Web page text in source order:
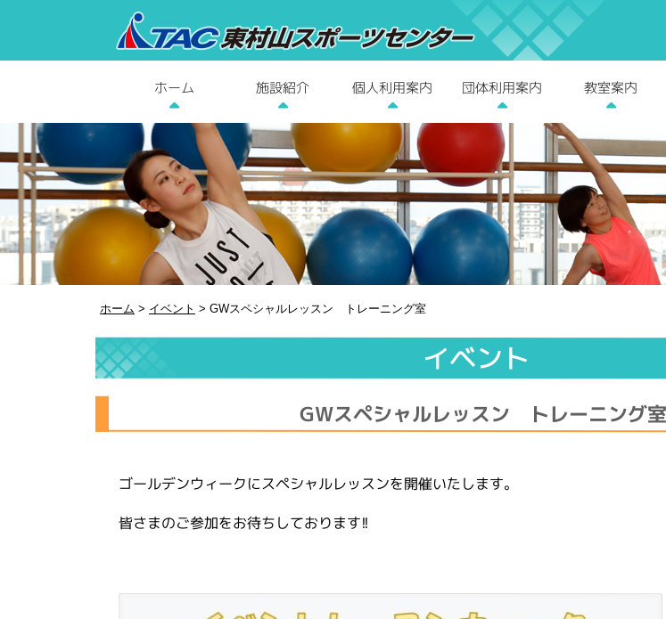
ホーム 施設紹介 個人利用案内 団体利用案内 教室案内
ホーム > イベント > GWスペシャルレッスン トレーニング室
イベント
GWスペシャルレッスン トレーニング室
ゴールデンウィークにスペシャルレッスンを開催いたします。
皆さまのご参加をお待ちしております!!